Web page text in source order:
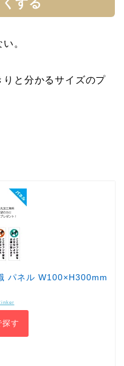
する
。
りと分かるサイズのプ
パネル W100×H300mm
す